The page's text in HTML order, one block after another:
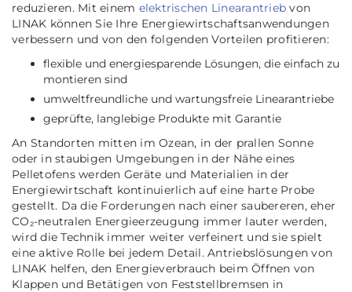
reduzieren. Mit einem elektrischen Linearantrieb von
LINAK können Sie Ihre Energiewirtschaftsanwendungen
verbessern und von den folgenden Vorteilen profitieren:
flexible und energiesparende Lösungen, die einfach zu
montieren sind
umweltfreundliche und wartungsfreie Linearantriebe
geprüfte, langlebige Produkte mit Garantie
An Standorten mitten im Ozean, in der prallen Sonne
oder in staubigen Umgebungen in der Nähe eines
Pelletofens werden Geräte und Materialien in der
Energiewirtschaft kontinuierlich auf eine harte Probe
gestellt. Da die Forderungen nach einer saubereren, eher
CO₂-neutralen Energieerzeugung immer lauter werden,
wird die Technik immer weiter verfeinert und sie spielt
eine aktive Rolle bei jedem Detail. Antriebslösungen von
LINAK helfen, den Energieverbrauch beim Öffnen von
Klappen und Betätigen von Feststellbremsen in